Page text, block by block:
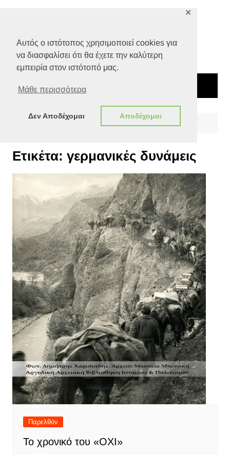
Αυτός ο ιστότοπος χρησιμοποιεί cookies για
να διασφαλίσει ότι θα έχετε την καλύτερη
εμπειρία στον ιστότοπό μας.
Μάθε περισσότερα
Δεν Αποδέχομαι Αποδέχομαι
✕
γερμανικές δυνάμεις
Ετικέτα: γερμανικές δυνάμεις
Παρελθόν
Το χρονικό του «ΟΧΙ»